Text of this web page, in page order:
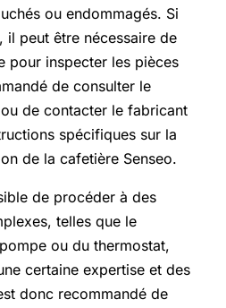
ou endommagés. Si
il peut être nécessaire de
pour inspecter les pièces
de consulter le
de contacter le fabricant
spécifiques sur la
de la cafetière Senseo.
de procéder à des
telles que le
ou du thermostat,
certaine expertise et des
donc recommandé de